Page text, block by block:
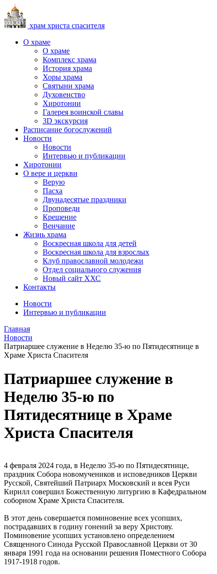
храм христа спасителя
О храме
О храме
Комплекс храма
История храма
Хоры храма
Святыни храма
Духовенство
Хиротонии
Галерея воинской славы
3D экскурсия
Расписание богослужений
Новости
Новости
Интервью и публикации
Хиротонии
О вере и церкви
Верую
Пасха
Двунадесятые праздники
Проповеди
Крещение
Венчание
Жизнь храма
Воскресная школа для детей
Воскресная школа для взрослых
Клуб православной молодежи
Отдел социального служения
Новый сайт ХХС
Контакты
Новости
Интервью и публикации
Главная
Новости
Патриаршее служение в Неделю 35-ю по Пятидесятнице в
Храме Христа Спасителя
Патриаршее служение в
Неделю 35-ю по
Пятидесятнице в Храме
Христа Спасителя
4 февраля 2024 года, в Неделю 35-ю по Пятидесятнице,
праздник Собора новомучеников и исповедников Церкви
Русской, Святейший Патриарх Московский и всея Руси
Кирилл совершил Божественную литургию в Кафедральном
соборном Храме Христа Спасителя.
В этот день совершается поминовение всех усопших,
пострадавших в годину гонений за веру Христову.
Поминовение усопших установлено определением
Священного Синода Русской Православной Церкви от 30
января 1991 года на основании решения Поместного Собора
1917-1918 годов.